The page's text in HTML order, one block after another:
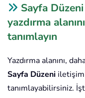
Sayfa
yazdırma
tanımlayın
Yazdırma alanını,
Sayfa Düzeni
tanımlayabilirsiniz.